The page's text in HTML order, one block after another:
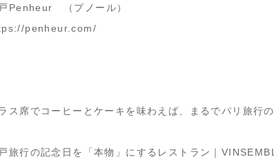
Penheur （プノール）
penheur.com/
ス席でコーヒーとケーキを味わえば、まるでパリ旅行
旅行の記念日を「本物」にするレストラン｜